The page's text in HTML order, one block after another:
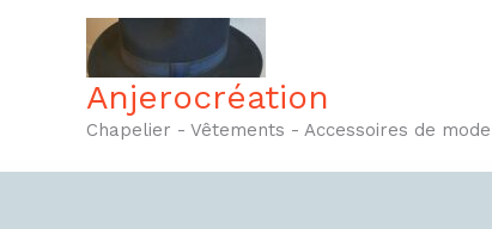
Anjerocréation
Chapelier - Vêtements - Accessoires de